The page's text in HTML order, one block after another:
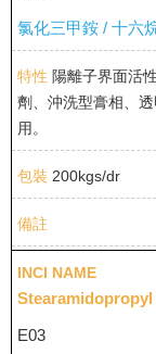
氯化三甲銨 / 十六
陽離子界面活
劑、沖洗型膏相、
用。
200kgs/dr
E03